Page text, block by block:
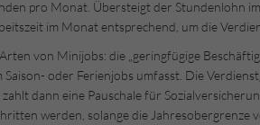
pro Monat. Übersteigt der Stundenlohn
im Monat entsprechend, um die
von Minijobs: die „geringfügige
Saison- oder Ferienjobs umfasst. Die
dann eine Pauschale für
werden, solange die